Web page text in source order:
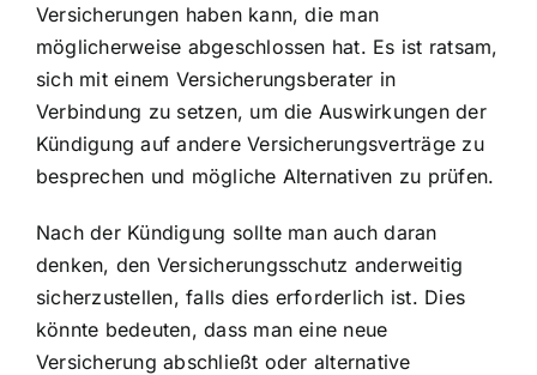
Versicherungen haben kann, die man
möglicherweise abgeschlossen hat. Es ist ratsam,
sich mit einem Versicherungsberater in
Verbindung zu setzen, um die Auswirkungen der
Kündigung auf andere Versicherungsverträge zu
besprechen und mögliche Alternativen zu prüfen.
Nach der Kündigung sollte man auch daran
denken, den Versicherungsschutz anderweitig
sicherzustellen, falls dies erforderlich ist. Dies
könnte bedeuten, dass man eine neue
Versicherung abschließt oder alternative